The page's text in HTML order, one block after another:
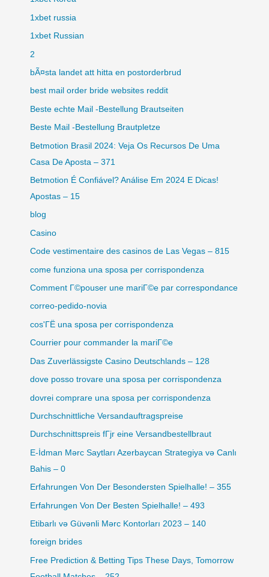
1xbet russia
1xbet Russian
2
bÃ¤sta landet att hitta en postorderbrud
best mail order bride websites reddit
Beste echte Mail -Bestellung Brautseiten
Beste Mail -Bestellung Brautpletze
Betmotion Brasil 2024: Veja Os Recursos De Uma
Casa De Aposta – 371
Betmotion É Confiável? Análise Em 2024 E Dicas!
Apostas – 15
blog
Casino
Code vestimentaire des casinos de Las Vegas – 815
come funziona una sposa per corrispondenza
Comment Г©pouser une mariГ©e par correspondance
correo-pedido-novia
cos'ГЁ una sposa per corrispondenza
Courrier pour commander la mariГ©e
Das Zuverlässigste Casino Deutschlands – 128
dove posso trovare una sposa per corrispondenza
dovrei comprare una sposa per corrispondenza
Durchschnittliche Versandauftragspreise
Durchschnittspreis fГјr eine Versandbestellbraut
E-İdman Mərc Saytları Azerbaycan Strategiya və Canlı
Bahis – 0
Erfahrungen Von Der Besondersten Spielhalle! – 355
Erfahrungen Von Der Besten Spielhalle! – 493
Etibarlı və Güvənli Mərc Kontorları 2023 – 140
foreign brides
Free Prediction & Betting Tips These Days, Tomorrow